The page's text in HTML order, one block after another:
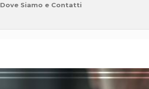
Dove Siamo e Contatti